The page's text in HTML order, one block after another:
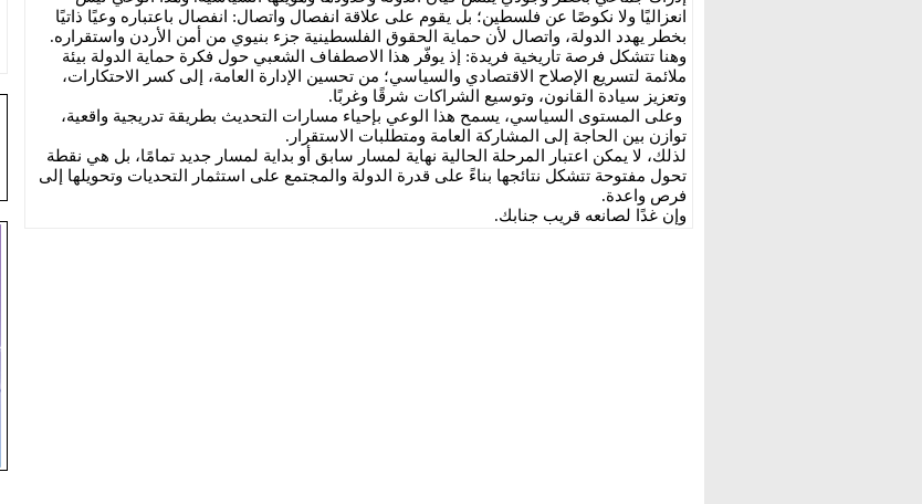
انعزاليًا ولا نكوصًا عن فلسطين؛ بل يقوم على علاقة انفصال واتصال: انفصال باعتباره وعيًا ذاتيًا
بخطر يهدد الدولة، واتصال لأن حماية الحقوق الفلسطينية جزء بنيوي من أمن الأردن واستقراره.
وهنا تتشكل فرصة تاريخية فريدة: إذ يوفّر هذا الاصطفاف الشعبي حول فكرة حماية الدولة بيئة
ملائمة لتسريع الإصلاح الاقتصادي والسياسي؛ من تحسين الإدارة العامة، إلى كسر الاحتكارات،
وتعزيز سيادة القانون، وتوسيع الشراكات شرقًا وغربًا.
وعلى المستوى السياسي، يسمح هذا الوعي بإحياء مسارات التحديث بطريقة تدريجية واقعية،
توازن بين الحاجة إلى المشاركة العامة ومتطلبات الاستقرار.
لذلك، لا يمكن اعتبار المرحلة الحالية نهاية لمسار سابق أو بداية لمسار جديد تمامًا، بل هي نقطة
تحول مفتوحة تتشكل نتائجها بناءً على قدرة الدولة والمجتمع على استثمار التحديات وتحويلها إلى
فرص واعدة.
وإن غدًا لصانعه قريب جنابك.